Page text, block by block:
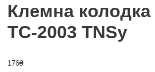
Клемна колодка
ТС-2003 TNSy
176₴